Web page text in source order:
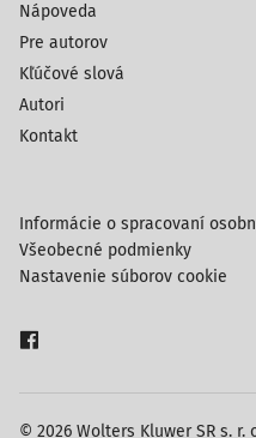
Nápoveda
Pre autorov
Kľúčové slová
Autori
Kontakt
© 2026 Wolters Kluwer SR s.
Informácie o spracovaní
Všeobecné podmienky
Nastavenie súborov cookie